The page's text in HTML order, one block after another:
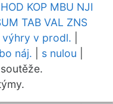
HOD KOP MBU NJI
TAB VAL ZNS
výhry v prodl.
náj. s nulou